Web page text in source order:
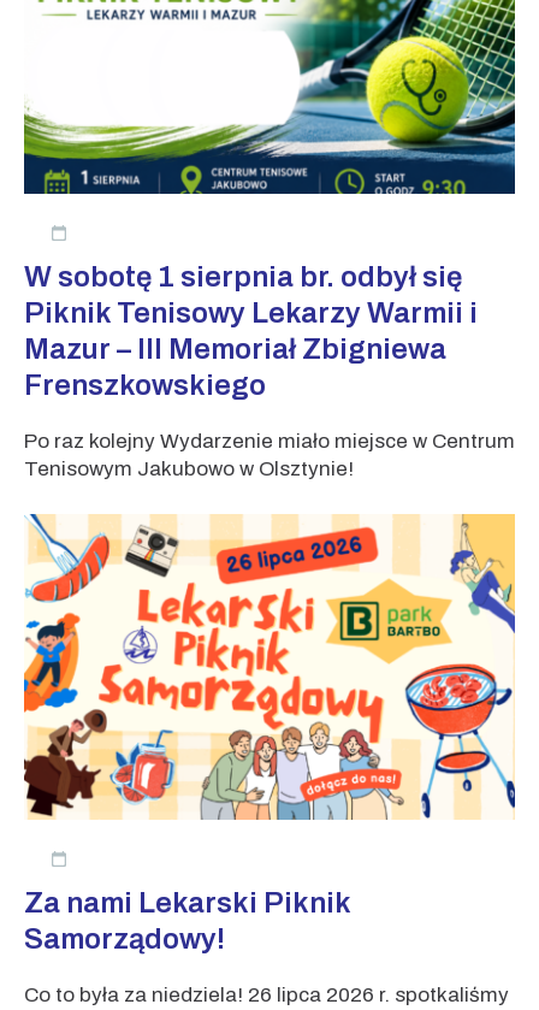
W sobotę 1 sierpnia br. odbył się
Piknik Tenisowy Lekarzy Warmii i
Mazur – III Memoriał Zbigniewa
Frenszkowskiego
Po raz kolejny Wydarzenie miało miejsce w Centrum
Tenisowym Jakubowo w Olsztynie!
Za nami Lekarski Piknik
Samorządowy!
Co to była za niedziela! 26 lipca 2026 r. spotkaliśmy